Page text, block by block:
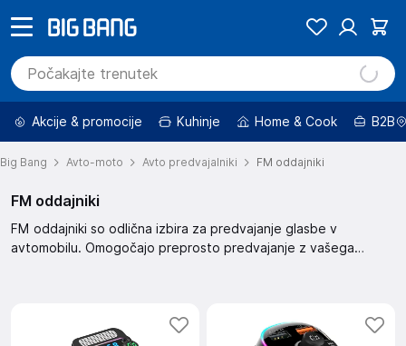
Akcije & promocije Kuhinje Home & Cook B2B
Big Bang Avto-moto Avto predvajalniki FM oddajniki
FM oddajniki
FM oddajniki so odlična izbira za predvajanje glasbe v
avtomobilu. Omogočajo preprosto predvajanje z vašega